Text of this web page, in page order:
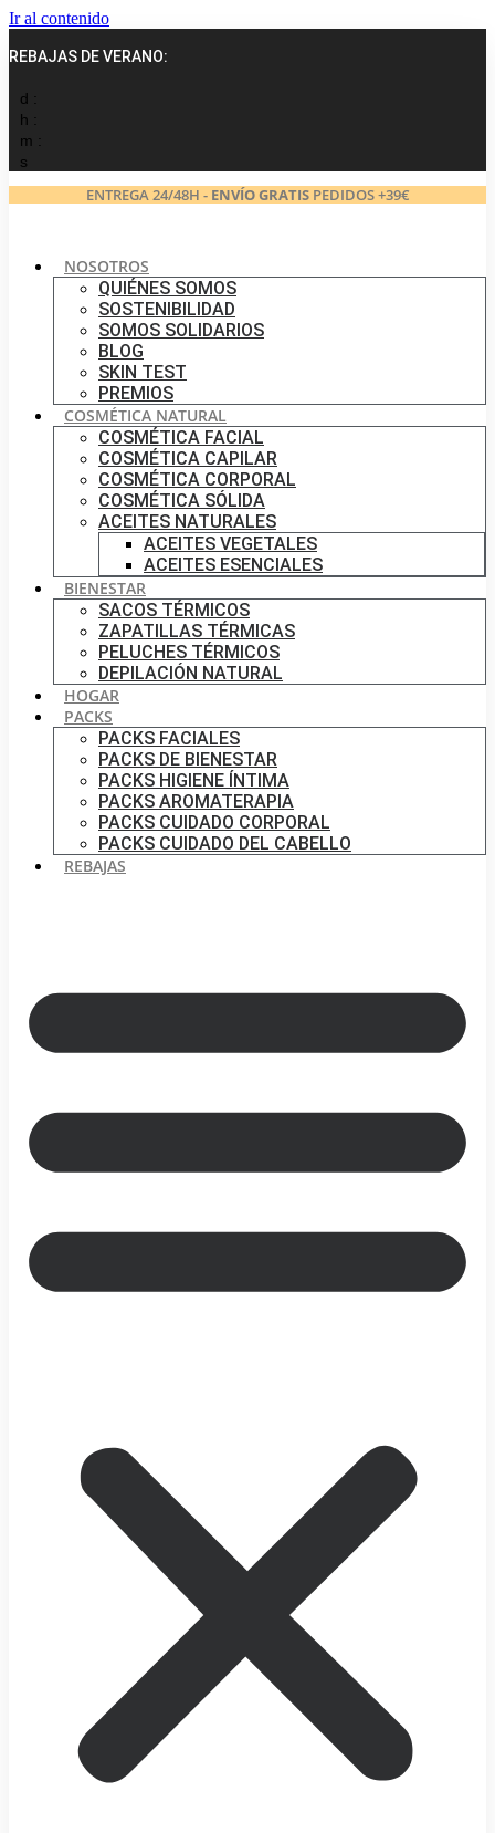
Ir al contenido
REBAJAS DE VERANO:
d :
h :
m :
s
ENTREGA 24/48H - ENVÍO GRATISPEDIDOS +39€
NOSOTROS
QUIÉNES SOMOS
SOSTENIBILIDAD
SOMOS SOLIDARIOS
BLOG
SKIN TEST
PREMIOS
COSMÉTICA NATURAL
COSMÉTICA FACIAL
COSMÉTICA CAPILAR
COSMÉTICA CORPORAL
COSMÉTICA SÓLIDA
ACEITES NATURALES
ACEITES VEGETALES
ACEITES ESENCIALES
BIENESTAR
SACOS TÉRMICOS
ZAPATILLAS TÉRMICAS
PELUCHES TÉRMICOS
DEPILACIÓN NATURAL
HOGAR
PACKS
PACKS FACIALES
PACKS DE BIENESTAR
PACKS HIGIENE ÍNTIMA
PACKS AROMATERAPIA
PACKS CUIDADO CORPORAL
PACKS CUIDADO DEL CABELLO
REBAJAS